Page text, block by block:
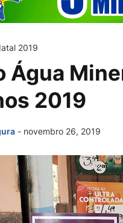
2019
Água
2019
- novembro 26, 2019